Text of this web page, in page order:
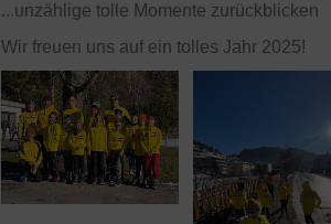
...unzählige tolle Momente zurückblicken
Wir freuen uns auf ein tolles Jahr 2025!